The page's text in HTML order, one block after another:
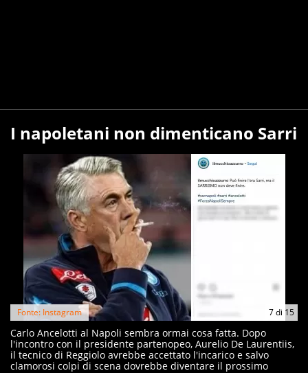
I napoletani non dimenticano Sarri
7di 15
Fonte: Instagram
Carlo Ancelotti al Napoli sembra ormai cosa fatta. Dopo
l'incontro con il presidente partenopeo, Aurelio De Laurentiis,
il tecnico di Reggiolo avrebbe accettato l'incarico e salvo
clamorosi colpi di scena dovrebbe diventare il prossimo